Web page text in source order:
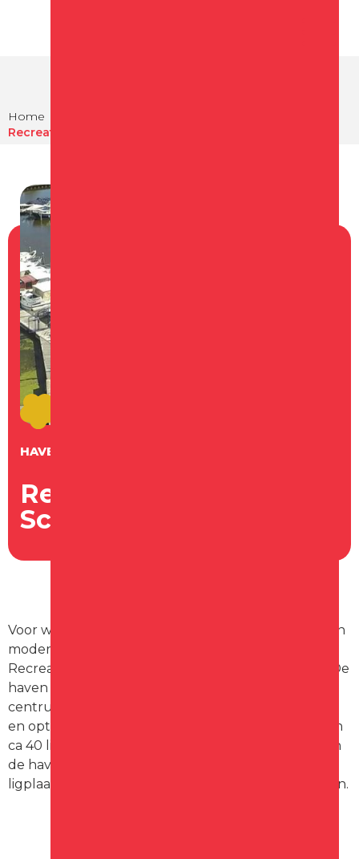
Home
Recreatiehaven Schagen
HAVEN
Recreatiehaven
Schagen
Voor watersporttoeristen die graag op een goede en
modern geoutilleerde locatie verblijven is de
Recreatiehaven van Schagen zeker een aanrader. De
haven ligt op zo’n 500 meter loopafstand van het
centrum van de stad en de faciliteiten zijn modern
en optimaal. Aan de direct aangrenzende kaden zijn
ca 40 ligplaatsen zijn voor passanten beschikbaar. In
de haven zelf zijn drijvende steigers met circa 100
ligplaatsen voor onze ligplaatshouders en passanten.